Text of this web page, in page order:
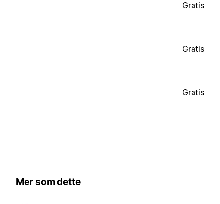
Gratis
Gratis
Gratis
Mer som dette